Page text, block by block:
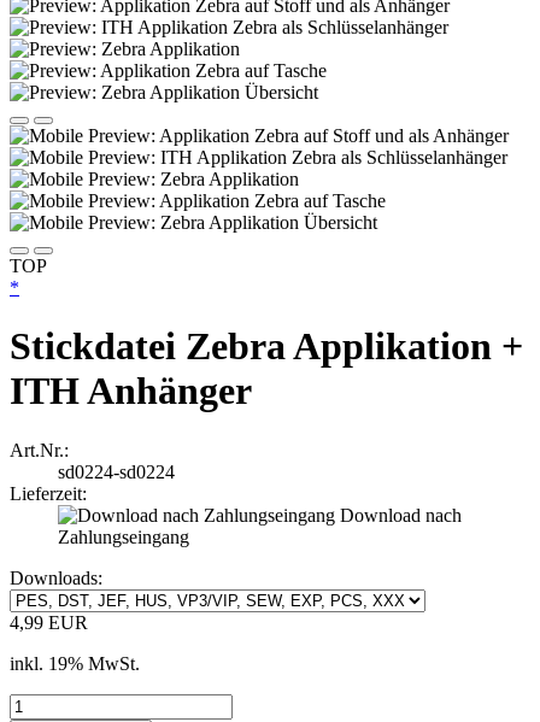
TOP
*
Stickdatei Zebra Applikation +
ITH Anhänger
Art.Nr.:
sd0224-sd0224
Lieferzeit:
Download nach
Zahlungseingang
Downloads:
4,99 EUR
inkl. 19% MwSt.